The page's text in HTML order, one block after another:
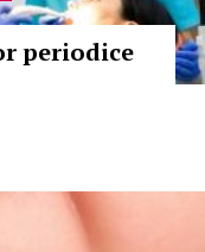
periodice